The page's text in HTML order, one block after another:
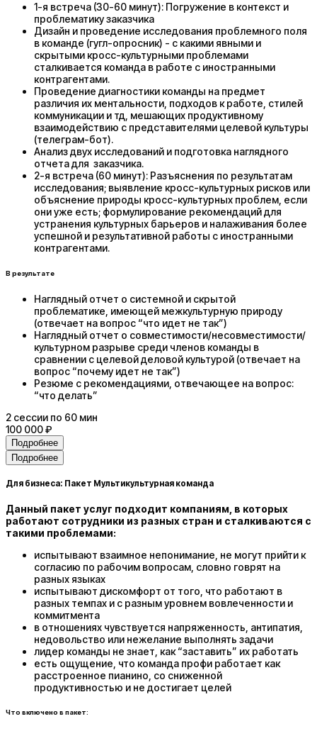
1-я встреча (30-60 минут): Погружение в контекст и
проблематику заказчика
Дизайн и проведение исследования проблемного поля
в команде (гугл-опросник) - с какими явными и
скрытыми кросс-культурными проблемами
сталкивается команда в работе с иностранными
контрагентами.
Проведение диагностики команды на предмет
различия их ментальности, подходов к работе, стилей
коммуникации и тд, мешающих продуктивному
взаимодействию с представителями целевой культуры
(телеграм-бот).
Анализ двух исследований и подготовка наглядного
отчета для заказчика.
2-я встреча (60 минут): Разъяснения по результатам
исследования; выявление кросс-культурных рисков или
объяснение природы кросс-культурных проблем, если
они уже есть; формулирование рекомендаций для
устранения культурных барьеров и налаживания более
успешной и результативной работы с иностранными
контрагентами.
В результате
Наглядный отчет о системной и скрытой
проблематике, имеющей межкультурную природу
(отвечает на вопрос “что идет не так”)
Наглядный отчет о совместимости/несовместимости/
культурном разрыве среди членов команды в
сравнении с целевой деловой культурой (отвечает на
вопрос “почему идет не так”)
Резюме с рекомендациями, отвечающее на вопрос:
“что делать”
2 сессии по 60 мин
100 000 ₽
Подробнее
Подробнее
Для бизнеса: Пакет Мультикультурная команда
Данный пакет услуг подходит компаниям, в которых
работают сотрудники из разных стран и сталкиваются с
такими проблемами:
испытывают взаимное непонимание, не могут прийти к
согласию по рабочим вопросам, словно говрят на
разных языках
испытывают дискомфорт от того, что работают в
разных темпах и с разным уровнем вовлеченности и
коммитмента
в отношениях чувствуется напряженность, антипатия,
недовольство или нежелание выполнять задачи
лидер команды не знает, как “заставить” их работать
есть ощущение, что команда профи работает как
расстроенное пианино, со сниженной
продуктивностью и не достигает целей
Что включено в пакет: